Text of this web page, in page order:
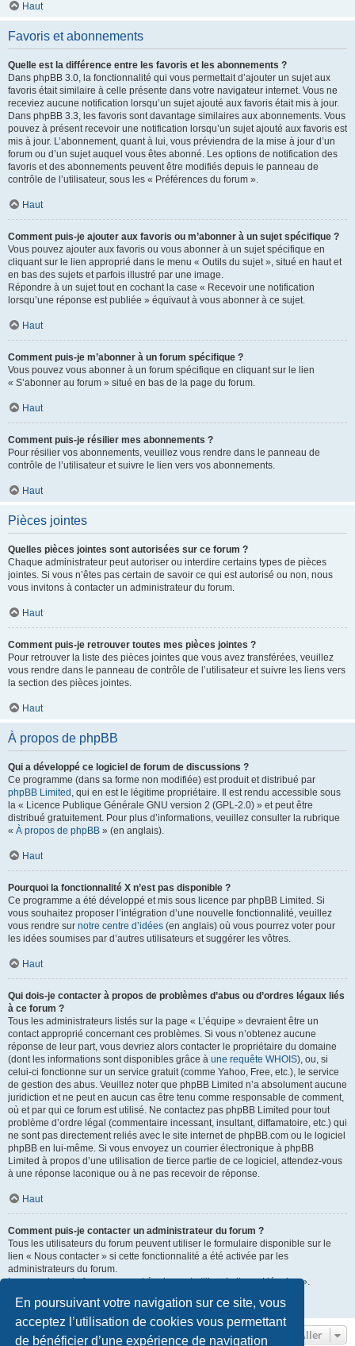
En poursuivant votre navigation sur ce site, vous
acceptez l’utilisation de cookies vous permettant
de bénéficier d’une expérience de navigation
Haut
Favoris et abonnements
Quelle est la différence entre les favoris et les abonnements ?
Dans phpBB 3.0, la fonctionnalité qui vous permettait d’ajouter un sujet aux
favoris était similaire à celle présente dans votre navigateur internet. Vous ne
receviez aucune notification lorsqu’un sujet ajouté aux favoris était mis à jour.
Dans phpBB 3.3, les favoris sont davantage similaires aux abonnements. Vous
pouvez à présent recevoir une notification lorsqu’un sujet ajouté aux favoris est
mis à jour. L’abonnement, quant à lui, vous préviendra de la mise à jour d’un
forum ou d’un sujet auquel vous êtes abonné. Les options de notification des
favoris et des abonnements peuvent être modifiés depuis le panneau de
contrôle de l’utilisateur, sous les « Préférences du forum ».
Haut
Comment puis-je ajouter aux favoris ou m’abonner à un sujet spécifique ?
Vous pouvez ajouter aux favoris ou vous abonner à un sujet spécifique en
cliquant sur le lien approprié dans le menu « Outils du sujet », situé en haut et
en bas des sujets et parfois illustré par une image.
Répondre à un sujet tout en cochant la case « Recevoir une notification
lorsqu’une réponse est publiée » équivaut à vous abonner à ce sujet.
Haut
Comment puis-je m’abonner à un forum spécifique ?
Vous pouvez vous abonner à un forum spécifique en cliquant sur le lien
« S’abonner au forum » situé en bas de la page du forum.
Haut
Comment puis-je résilier mes abonnements ?
Pour résilier vos abonnements, veuillez vous rendre dans le panneau de
contrôle de l’utilisateur et suivre le lien vers vos abonnements.
Haut
Pièces jointes
Quelles pièces jointes sont autorisées sur ce forum ?
Chaque administrateur peut autoriser ou interdire certains types de pièces
jointes. Si vous n’êtes pas certain de savoir ce qui est autorisé ou non, nous
vous invitons à contacter un administrateur du forum.
Haut
Comment puis-je retrouver toutes mes pièces jointes ?
Pour retrouver la liste des pièces jointes que vous avez transférées, veuillez
vous rendre dans le panneau de contrôle de l’utilisateur et suivre les liens vers
la section des pièces jointes.
Haut
À propos de phpBB
Qui a développé ce logiciel de forum de discussions ?
Ce programme (dans sa forme non modifiée) est produit et distribué par
phpBB Limited , qui en est le légitime propriétaire. Il est rendu accessible sous
la « Licence Publique Générale GNU version 2 (GPL-2.0) » et peut être
distribué gratuitement. Pour plus d’informations, veuillez consulter la rubrique
« À propos de phpBB » (en anglais).
Haut
Pourquoi la fonctionnalité X n’est pas disponible ?
Ce programme a été développé et mis sous licence par phpBB Limited. Si
vous souhaitez proposer l’intégration d’une nouvelle fonctionnalité, veuillez
vous rendre sur notre centre d’idées (en anglais) où vous pourrez voter pour
les idées soumises par d’autres utilisateurs et suggérer les vôtres.
Haut
Qui dois-je contacter à propos de problèmes d’abus ou d’ordres légaux liés
à ce forum ?
Tous les administrateurs listés sur la page « L’équipe » devraient être un
contact approprié concernant ces problèmes. Si vous n’obtenez aucune
réponse de leur part, vous devriez alors contacter le propriétaire du domaine
(dont les informations sont disponibles grâce à une requête WHOIS), ou, si
celui-ci fonctionne sur un service gratuit (comme Yahoo, Free, etc.), le service
de gestion des abus. Veuillez noter que phpBB Limited n’a absolument aucune
juridiction et ne peut en aucun cas être tenu comme responsable de comment,
où et par qui ce forum est utilisé. Ne contactez pas phpBB Limited pour tout
problème d’ordre légal (commentaire incessant, insultant, diffamatoire, etc.) qui
ne sont pas directement reliés avec le site internet de phpBB.com ou le logiciel
phpBB en lui-même. Si vous envoyez un courrier électronique à phpBB
Limited à propos d’une utilisation de tierce partie de ce logiciel, attendez-vous
à une réponse laconique ou à ne pas recevoir de réponse.
Haut
Comment puis-je contacter un administrateur du forum ?
Tous les utilisateurs du forum peuvent utiliser le formulaire disponible sur le
lien « Nous contacter » si cette fonctionnalité a été activée par les
administrateurs du forum.
Les membres du forum peuvent également utiliser le lien « L’équipe ».
Haut
Aller